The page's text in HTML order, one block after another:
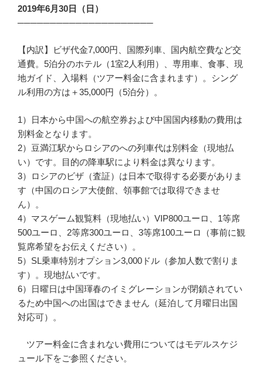
2019年6月30日（日）
─────────────────────
【内訳】ビザ代金7,000円、国際列車、国内航空費など交
通費。5泊分のホテル（1室2人利用）、専用車、食事、現
地ガイド、入場料（ツアー料金に含まれます）。シング
ル利用の方は＋35,000円（5泊分）。
1）日本から中国への航空券および中国国内移動の費用は
別料金となります。
2）豆満江駅からロシアのへの列車代は別料金（現地払
い）です。目的の降車駅により料金は異なります。
3）ロシアのビザ（査証）は日本で取得する必要がありま
す（中国のロシア大使館、領事館では取得できませ
ん）。
4）マスゲーム観覧料（現地払い）VIP800ユーロ、1等席
500ユーロ、2等席300ユーロ、3等席100ユーロ（事前に観
覧席希望をお伝えください）。
5）SL乗車特別オプション3,000ドル（参加人数で割りま
す）。現地払いです。
6）日曜日は中国琿春のイミグレーションが閉鎖されてい
るため中国への出国はできません（延泊して月曜日出国
対応可）。
ツアー料金に含まれない費用についてはモデルスケジ
ュール下をご参照ください。